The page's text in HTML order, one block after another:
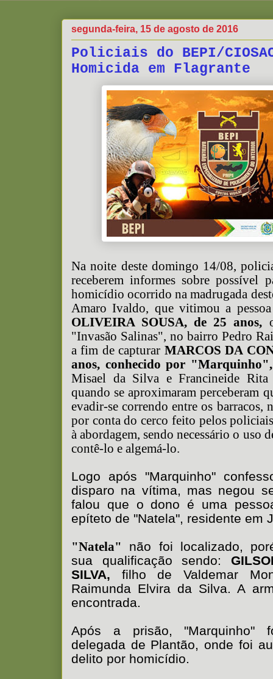
segunda-feira, 15 de agosto de 2016
Policiais do BEPI/
Homicida em Flagrante
Na noite deste domingo 14/08,
receberem informes sobre possível
homicídio ocorrido na madrugada
Amaro Ivaldo, que vitimou a
OLIVEIRA SOUSA, de 25 anos,
"Invasão Salinas", no bairro Pedro
a fim de capturar MARCOS DA
anos, conhecido por "Marquinho",
Misael da Silva e Francineide Rita
quando se aproximaram perceberam
evadir-se correndo entre os barracos,
por conta do cerco feito pelos
à abordagem, sendo necessário o uso
contê-lo e algemá-lo.
Logo após "Marquinho"
disparo na vítima, mas negou
falou que o dono é uma
epíteto de "Natela", residente em
"Natela" não foi localizado,
sua qualificação sendo:
SILVA, filho de Valdemar
Raimunda Elvira da Silva. A
encontrada.
Após a prisão, "Marquinho"
delegada de Plantão, onde foi
delito por homicídio.